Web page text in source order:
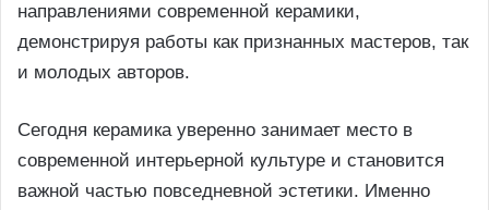
направлениями современной керамики,
демонстрируя работы как признанных мастеров, так
и молодых авторов.
Сегодня керамика уверенно занимает место в
современной интерьерной культуре и становится
важной частью повседневной эстетики. Именно